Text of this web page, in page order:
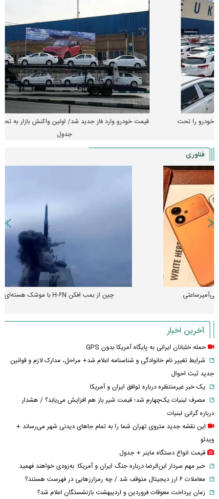
قیمت خودرو وارد فاز جدید شد/ اولین واکنش بازار به تحولات سیاسی +
فناوری
آخرین اخبار
حمله خلبانان ایرانی به پایگاه آمریکا بدون GPS
شرایط تغییر نام خانوادگی و شناسنامه اعلام شد+ مراحل، مدارک لازم و قوانین
جدید ثبت احوال
یک خبر غیرمنتظره درباره توافق ایران و آمریکا
مصرف لبنیات یک‌چهارم شد؛ قیمت شیر باز هم افزایش می‌یابد؟ / هشدار
درباره گرانی لبنیات
این نقشه جدید متروی تهران شما را به تمام جاهای دیدنی شهر می‌رساند +
ویدئو
قیمت انواع دستگاه ماینر + جدول
خبر مهم سردار ابن‌الرضا درباره جنگ ایران و آمریکا: به‌زودی خواهند فهمید
معاملات ۶ ارز دیجیتال متوقف شد / چه رمزارزهایی در فهرست هستند؟
زمان پرداخت معوقات فروردین و اردیبهشت بازنشستگان اعلام شد؟